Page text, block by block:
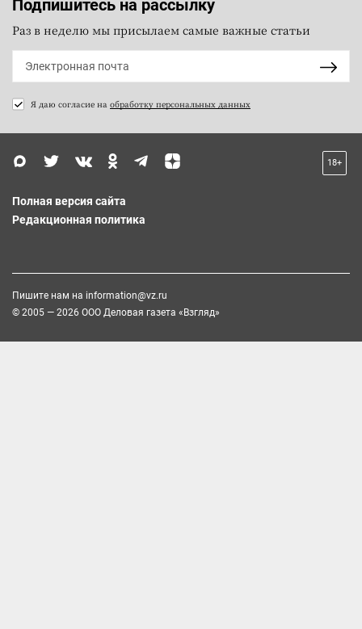
Подпишитесь на рассылку
Раз в неделю мы присылаем самые важные статьи
Я даю согласие на обработку персональных данных
18+
Полная версия сайта
Редакционная политика
Пишите нам на information@vz.ru
© 2005 — 2026 ООО Деловая газета «Взгляд»